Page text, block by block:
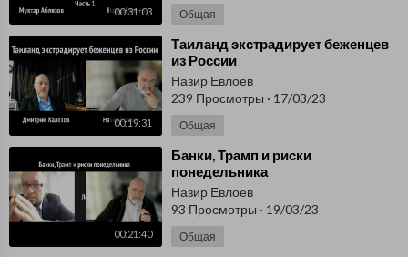
00:31:03 Общая
00:19:31
⁣Таиланд экстрадирует беженцев
из России
Назир Евлоев
239 Просмотры · 17/03/23
Общая
00:21:40
⁣Банки, Трамп и риски
понедельника
Назир Евлоев
93 Просмотры · 19/03/23
Общая